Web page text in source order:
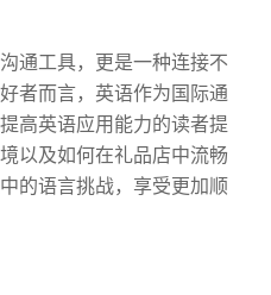
通工具，更是一种连接不
者而言，英语作为国际通
高英语应用能力的读者提
以及如何在礼品店中流畅
的语言挑战，享受更加顺